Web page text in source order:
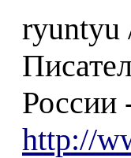
ryuntyu
России
http://